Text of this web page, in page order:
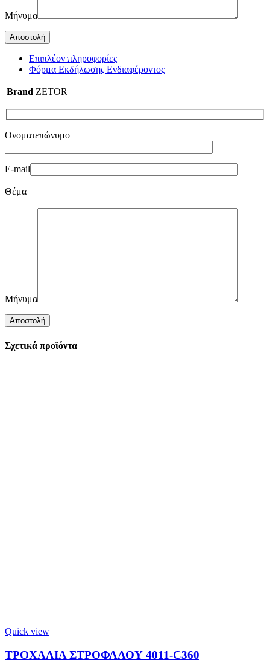
Μήνυμα
Επιπλέον πληροφορίες
Φόρμα Εκδήλωσης Ενδιαφέροντος
Brand ZETOR
Ονοματεπώνυμο
E-mail
Θέμα
Μήνυμα
Σχετικά προϊόντα
Quick view
ΤΡΟΧΑΛΙΑ ΣΤΡΟΦΑΛΟΥ 4011-C360